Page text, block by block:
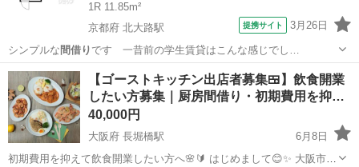
1R 11.85m²
京都府 北大路駅
提携サイト 3月26日
シンプルな 間借り です 一昔前の学生賃貸はこんな感じでし…
京都 京都市 北大路駅 アパート
【ゴーストキッチン出店者募集🍱】飲食開業
したい方募集｜厨房間借り・初期費用を抑…
40,000円
大阪府 長堀橋駅
6月8日
初期費用を抑えて飲食開業したい方へ🌸🔰 はじめまして😊✨ 大阪市内